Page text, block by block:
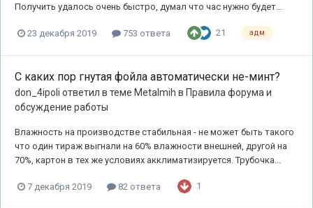
Получить удалось очень быстро, думал что час нужно будет...
23 декабря 2019 753 ответа 21 адм
С каких пор гнутая фойла автоматически не-минт?
don_4ipoli ответил в теме Metalmih в Правила форума и
обсуждение работы
Влажность на производстве стабильная - не может быть такого
что один тираж выгнали на 60% влажности внешней, другой на
70%, картон в тех же условиях акклиматизируется. Трубочка...
7 декабря 2019 82 ответа 1